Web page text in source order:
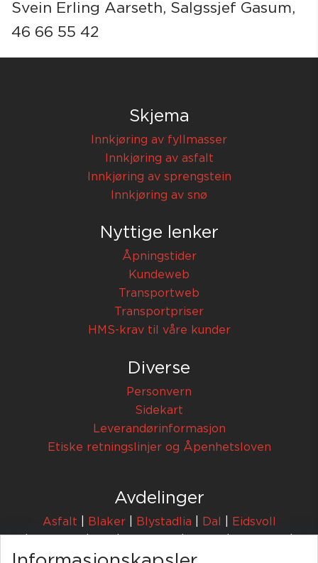
Svein Erling Aarseth, Salgssjef Gasum,
46 66 55 42
Skjema
Innkjøring av fyllmasser
Innkjøring av asfalt
Innkjøring av sprengstein
Innkjøring av snø
Nyttige lenker
Åpningstider
Kundeweb
Transportweb
Transportpriser
HMS-krav til våre kunder
Diverse
Personvern
Sidekart
Leverandørinformasjon
Etiske retningslinjer og Åpenhetsloven
Avdelinger
Asfalt Blaker| Blystadlia Dal
Eidsvoll
Lørenskog|Nittedal| Rælingen